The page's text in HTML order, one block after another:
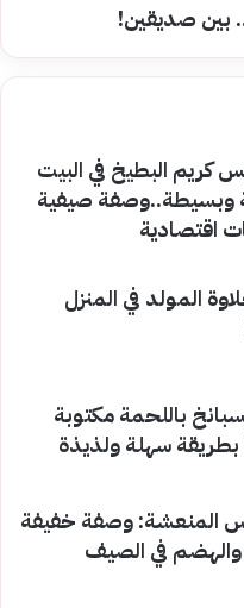
بين صديقين!
كريم البطيخ في البيت
وبسيطة..وصفة صيفية
اقتصادية
المولد في المنزل
باللحمة مكتوبة
سهلة ولذيذة
المنعشة: وصفة خفيفة
في الصيف